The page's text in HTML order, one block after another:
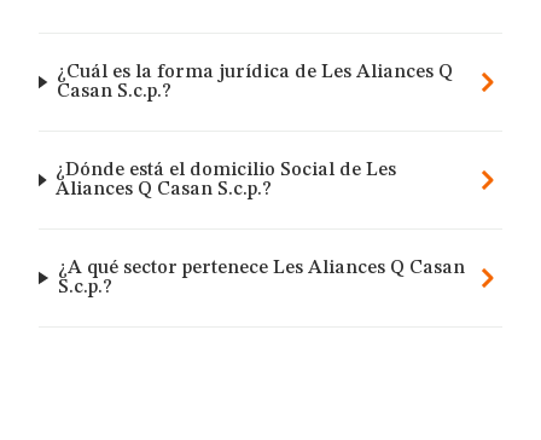
¿Cuál es la forma jurídica de Les Aliances Q
Casan S.c.p.?
¿Dónde está el domicilio Social de Les
Aliances Q Casan S.c.p.?
¿A qué sector pertenece Les Aliances Q Casan
S.c.p.?